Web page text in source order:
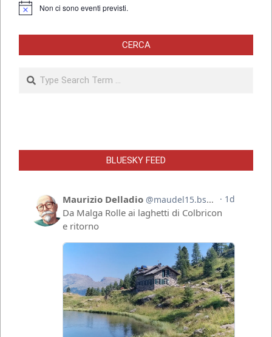
Notice Non ci sono eventi previsti.
CERCA
Search
BLUESKY FEED